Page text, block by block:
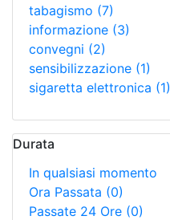
tabagismo (7)
informazione (3)
convegni (2)
sensibilizzazione (1)
sigaretta elettronica (1)
Durata
In qualsiasi momento
Ora Passata (0)
Passate 24 Ore (0)